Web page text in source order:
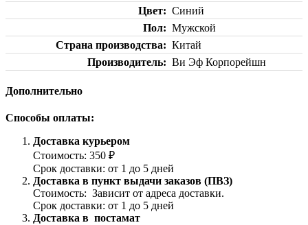
Цвет
Синий
Пол
Мужской
Страна производства
Китай
Производитель
Ви Эф Корпорейшн
Дополнительно
Способы оплаты:
Доставка курьером
Стоимость: 350 ₽
Срок доставки: от 1 до 5 дней
Доставка в пункт выдачи заказов (ПВЗ)
Стоимость: Зависит от адреса доставки.
Срок доставки: от 1 до 5 дней
Доставка в постамат